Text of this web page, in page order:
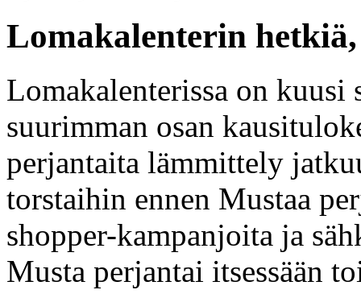
Lomakalenterin
Lomakalenterissa on kuusi
suurimman osan
perjantaita lämmittely
torstaihin ennen Mustaa
shopper-kampanjoita ja
Musta perjantai itsessään